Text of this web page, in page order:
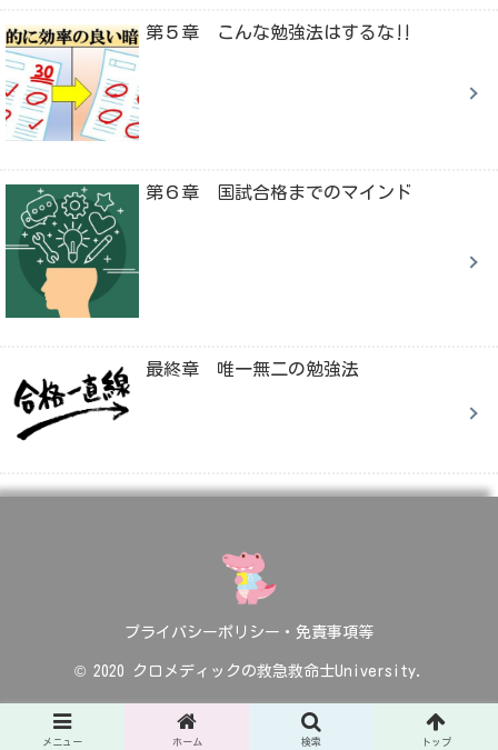
第５章 こんな勉強法はするな‼
第６章 国試合格までのマインド
最終章 唯一無二の勉強法
プライバシーポリシー・免責事項等
© 2020 クロメディックの救急救命士University.
メニュー ホーム 検索 トップ